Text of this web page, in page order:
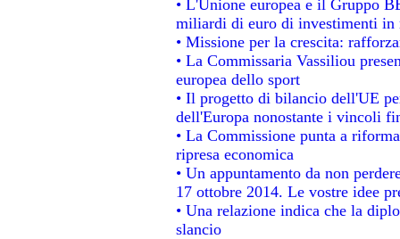
• L'Unione europea e il Gruppo
miliardi di euro di investimenti in
• Missione per la crescita:
• La Commissaria Vassiliou
europea dello sport
• Il progetto di bilancio dell'UE
dell'Europa nonostante i vincoli
• La Commissione punta a
ripresa economica
• Un appuntamento da non
17 ottobre 2014. Le vostre idee
• Una relazione indica che la
slancio